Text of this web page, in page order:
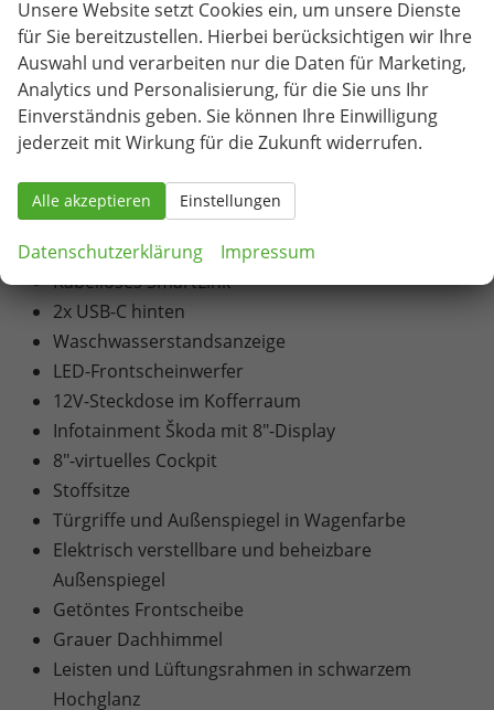
Ablagefach vor dem Beifahrer
Lendenwirbelstützen an den Vordersitzen,
manuell einstellbar
Elektrische Fensterheber vorne und hinten
Heckparksensoren
Brillenfach
Regenschirm
Sonnenblende mit Make-up-Spiegel
Kabelloses SmartLink
2x USB-C hinten
Waschwasserstandsanzeige
LED-Frontscheinwerfer
12V-Steckdose im Kofferraum
Infotainment Škoda mit 8"-Display
8"-virtuelles Cockpit
Stoffsitze
Türgriffe und Außenspiegel in Wagenfarbe
Elektrisch verstellbare und beheizbare
Außenspiegel
Getöntes Frontscheibe
Grauer Dachhimmel
Leisten und Lüftungsrahmen in schwarzem
Hochglanz
Unsere Website setzt Cookies ein, um unsere Dienste
für Sie bereitzustellen. Hierbei berücksichtigen wir Ihre
Auswahl und verarbeiten nur die Daten für Marketing,
Analytics und Personalisierung, für die Sie uns Ihr
Einverständnis geben. Sie können Ihre Einwilligung
jederzeit mit Wirkung für die Zukunft widerrufen.
Alle akzeptieren Einstellungen
Datenschutzerklärung Impressum